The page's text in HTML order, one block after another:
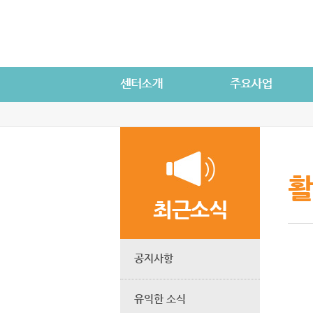
최근소식
공지사항
유익한 소식